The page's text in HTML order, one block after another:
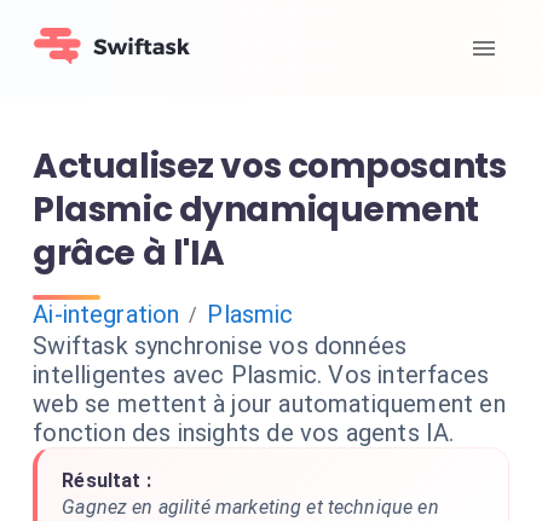
Actualisez vos composants
Plasmic dynamiquement
grâce à l'IA
Ai-integration / Plasmic
Swiftask synchronise vos données
intelligentes avec Plasmic. Vos interfaces
web se mettent à jour automatiquement en
fonction des insights de vos agents IA.
Résultat :
Gagnez en agilité marketing et technique en